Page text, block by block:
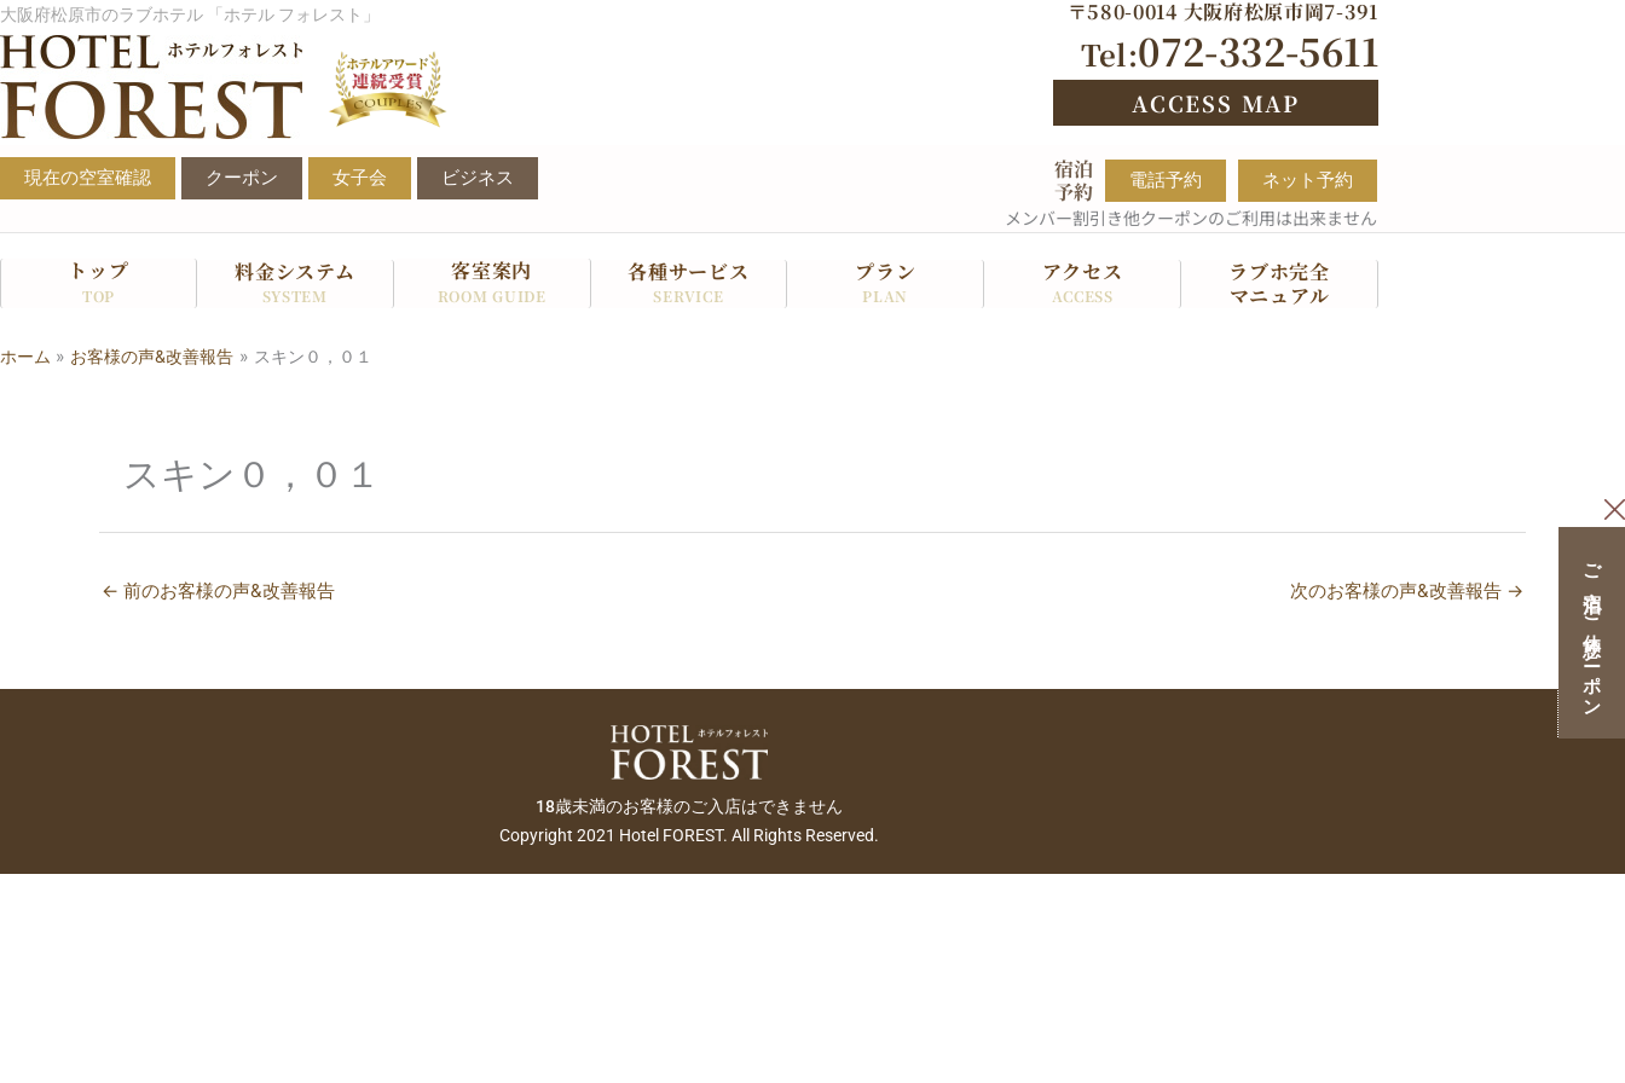
内
容
を
キ
ッ
大阪府松原市のラブホテル 「ホテル フォレスト」 〒580-0014 大阪府松原市岡7-391
Tel:072-332-5611
ACCESS MAP
現在の空室確認 クーポン 女子会 ビジネス
宿泊
予約
電話予約 ネット予約
メンバー割引き他クーポンのご利用は出来ません
トップ
TOP
料金システム
SYSTEM
客室案内
ROOM GUIDE
各種サービス
SERVICE
プラン
PLAN
アクセス
ACCESS
ラブホ完全
マニュアル
ホーム お客様の声&改善報告 スキン０，０１
スキン０，０１
← 前のお客様の声&改善報告 次のお客様の声&改善報告 →
18歳未満のお客様のご入店はできません
Copyright 2021 Hotel FOREST. All Rights Reserved.
ご宿泊・ご休憩クーポン